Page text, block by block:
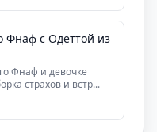
Фнаф с Одеттой из
Фнаф и девочке
страхов и встр...